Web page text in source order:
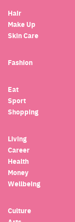
Hair
Make Up
Skin Care
Fashion
Eat
Sport
Shopping
Living
Career
Health
Money
Wellbeing
Culture